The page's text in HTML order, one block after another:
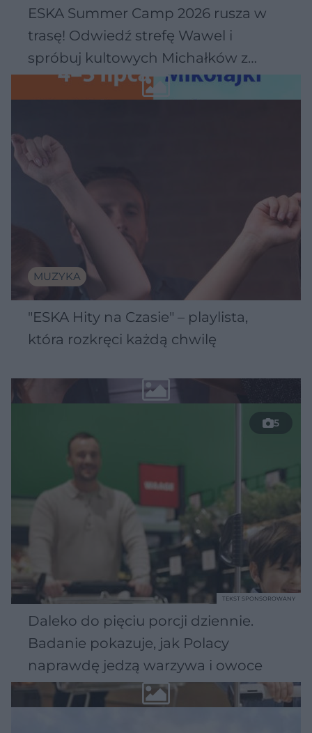
ESKA Summer Camp 2026 rusza w
trasę! Odwiedź strefę Wawel i
spróbuj kultowych Michałków z
Wawelu
MUZYKA
"ESKA Hity na Czasie" – playlista,
która rozkręci każdą chwilę
5
Daleko do pięciu porcji dziennie.
Badanie pokazuje, jak Polacy
naprawdę jedzą warzywa i owoce
TEKST SPONSOROWANY